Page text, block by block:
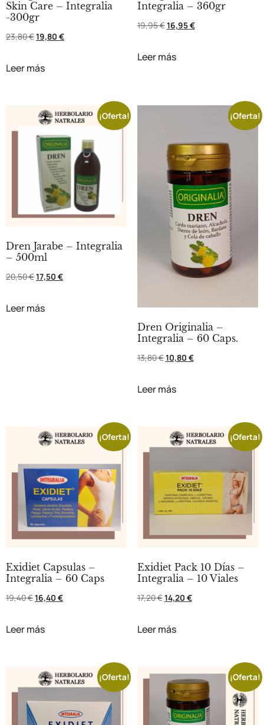
Skin Care – Integralia
-300gr
23,80€19,80 €
Leer más
Integralia – 360gr
19,95€16,95€
Leer más
¡Oferta!
Dren Jarabe – Integralia
– 500ml
20,50€17,50 €
Leer más
¡Oferta!
Dren Originalia –
Integralia – 60 Caps.
13,80€10,80 €
Leer más
¡Oferta!
Exidiet Capsulas –
Integralia – 60 Caps
19,40€16,40 €
Leer más
¡Oferta!
Exidiet Pack 10 Días –
Integralia – 10 Viales
17,20€14,20 €
Leer más
¡Oferta! ¡Oferta!